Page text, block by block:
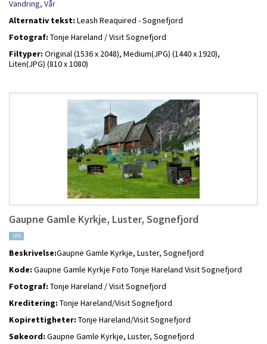
Vandring, Vår
Alternativ tekst: Leash Reaquired - Sognefjord
Fotograf: Tonje Hareland / Visit Sognefjord
Filtyper: Original (1536 x 2048), Medium(JPG) (1440 x 1920),
Liten(JPG) (810 x 1080)
Gaupne Gamle Kyrkje, Luster, Sognefjord
JPG
Beskrivelse:Gaupne Gamle Kyrkje, Luster, Sognefjord
Kode: Gaupne Gamle Kyrkje Foto Tonje Hareland Visit Sognefjord
Fotograf: Tonje Hareland / Visit Sognefjord
Kreditering: Tonje Hareland/Visit Sognefjord
Kopirettigheter: Tonje Hareland/Visit Sognefjord
Søkeord: Gaupne Gamle Kyrkje, Luster, Sognefjord